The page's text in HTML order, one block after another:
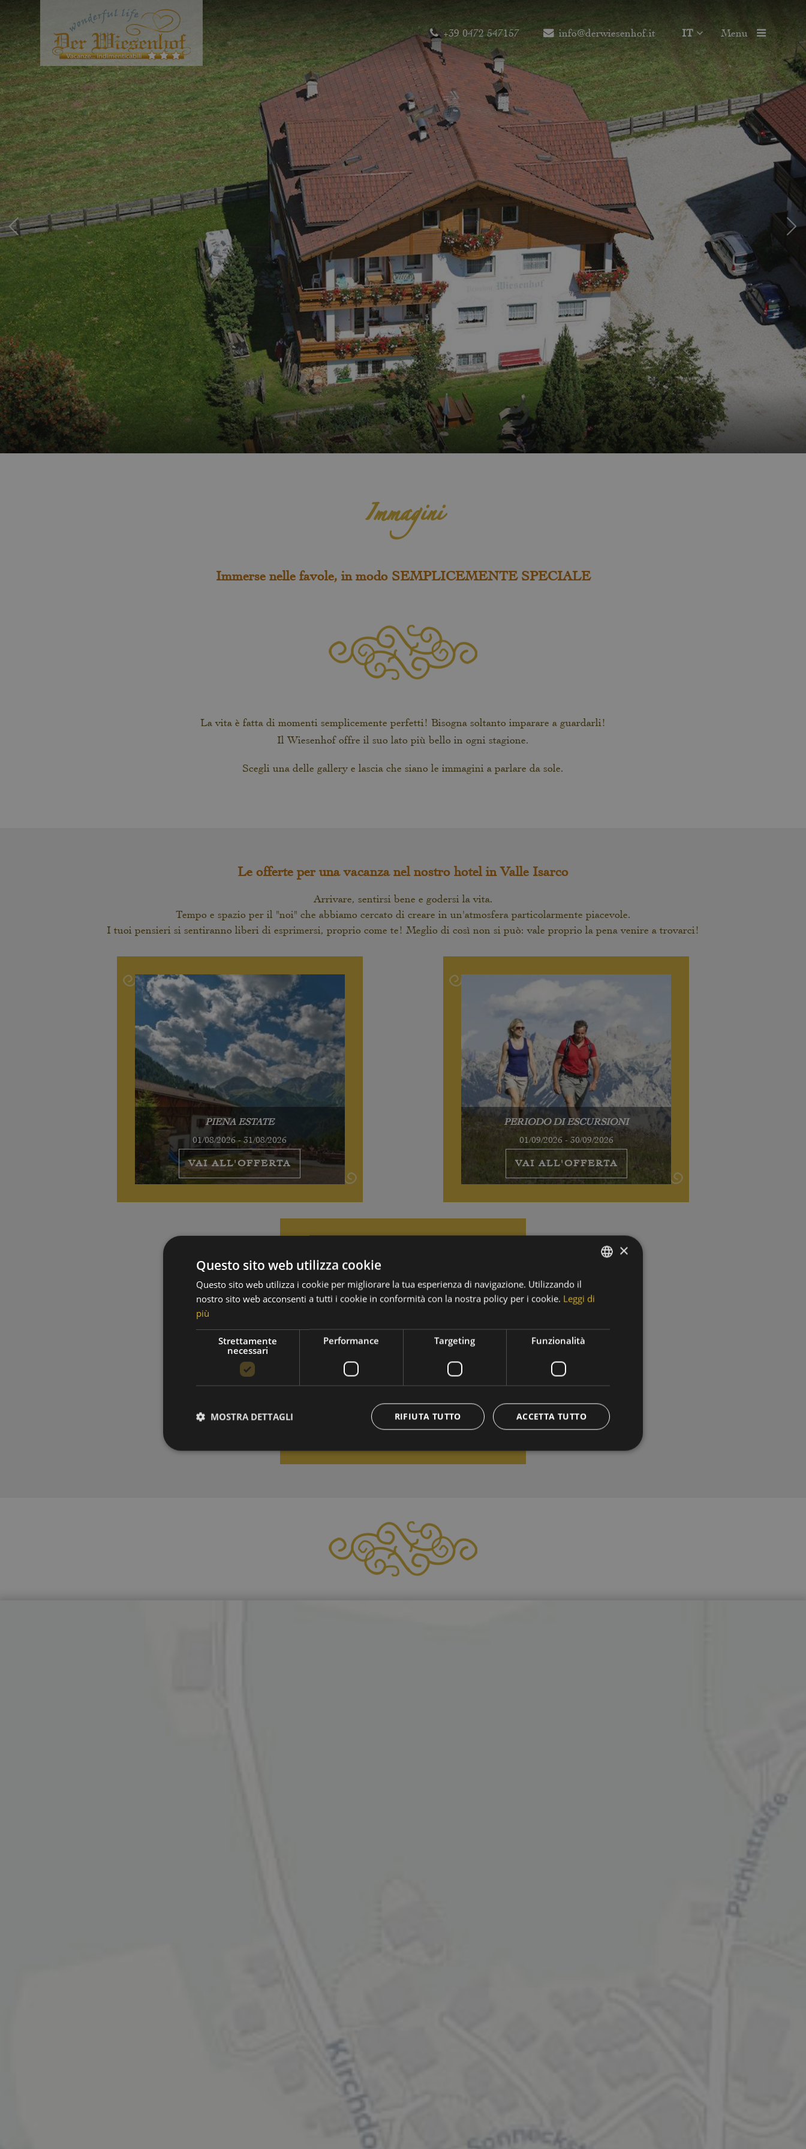
Menu
IT
+39 0472 547157 info@derwiesenhof.it
Immagini
Immerse nelle favole, in modo SEMPLICEMENTE SPECIALE
La vita è fatta di momenti semplicemente perfetti! Bisogna soltanto imparare a guardarli!
Il Wiesenhof offre il suo lato più bello in ogni stagione.
Scegli una delle gallery e lascia che siano le immagini a parlare da sole.
Le offerte per una vacanza nel nostro hotel in Valle Isarco
Arrivare, sentirsi bene e godersi la vita.
Tempo e spazio per il "noi" che abbiamo cercato di creare in un'atmosfera particolarmente piacevole.
I tuoi pensieri si sentiranno liberi di esprimersi, proprio come te! Meglio di così non si può: vale proprio la pena venire a trovarci!
PIENA ESTATE
01/08/2026 - 31/08/2026
VAI ALL'OFFERTA
PERIODO DI ESCURSIONI
01/09/2026 - 30/09/2026
VAI ALL'OFFERTA
AUTUNNO MAGICO
01/10/2026 - 11/10/2026
VAI ALL'OFFERTA
ITALIAN
×
Questo sito web utilizza cookie
Questo sito web utilizza i cookie per migliorare la tua esperienza di navigazione. Utilizzando il
nostro sito web acconsenti a tutti i cookie in conformità con la nostra policy per i cookie. Leggi di
più
Strettamente
necessari
Performance Targeting Funzionalità
ACCETTA TUTTO
RIFIUTA TUTTO
MOSTRA DETTAGLI